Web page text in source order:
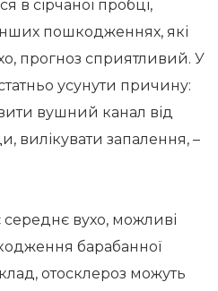
в сірчаної пробці,
пошкодженнях, які
прогноз сприятливий. У
усунути причину:
вушний канал від
вилікувати запалення, –
вухо, можливі
барабанної
отосклероз можуть